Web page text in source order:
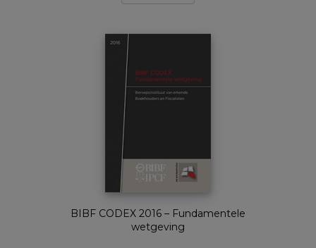
BIBF CODEX 2016 – Fundamentele
wetgeving